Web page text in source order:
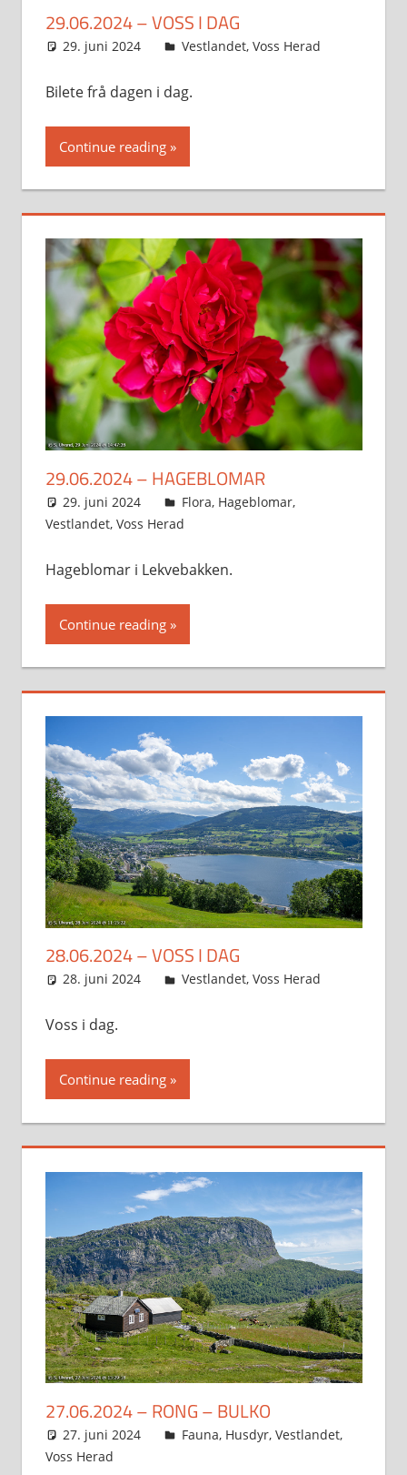
29.06.2024 – VOSS I DAG
29. juni 2024 Svein
Vestlandet, Voss Herad
Bilete frå dagen i dag.
Continue reading
29.06.2024 – HAGEBLOMAR
29. juni 2024 Svein
Flora, Hageblomar,
Vestlandet, Voss Herad
Hageblomar i Lekvebakken.
Continue reading
28.06.2024 – VOSS I DAG
28. juni 2024 Svein
Vestlandet, Voss Herad
Voss i dag.
Continue reading
27.06.2024 – RONG – BULKO
27. juni 2024 Svein
Fauna, Husdyr, Vestlandet,
Voss Herad